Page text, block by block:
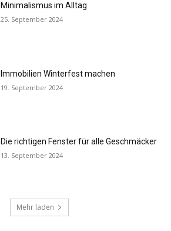
Minimalismus im Alltag
25. September 2024
Immobilien Winterfest machen
19. September 2024
Die richtigen Fenster für alle Geschmäcker
13. September 2024
Mehr laden